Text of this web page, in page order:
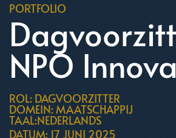
PORTFOLIO
NPO
ROL: DAGVOORZITTER
DOMEIN: MAATSCHAPPIJ
TAAL:NEDERLANDS
DATUM: 17 JUNI 2025